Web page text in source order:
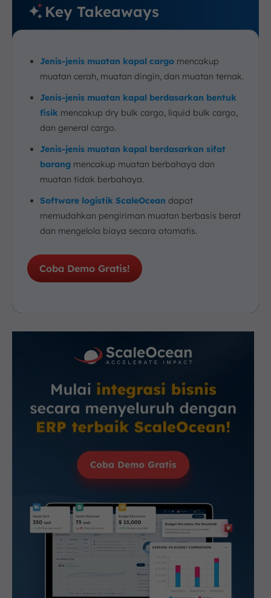
Key Takeaways
Jenis-jenis muatan kapal cargo mencakup
muatan cerah, muatan dingin, dan muatan ternak.
Jenis-jenis muatan kapal berdasarkan bentuk
fisik mencakup dry bulk cargo, liquid bulk cargo,
dan general cargo.
Jenis-jenis muatan kapal berdasarkan sifat
barang mencakup muatan berbahaya dan
muatan tidak berbahaya.
Software logistik ScaleOcean dapat
memudahkan pengiriman muatan berbasis berat
dan mengelola biaya secara otomatis.
Coba Demo Gratis!